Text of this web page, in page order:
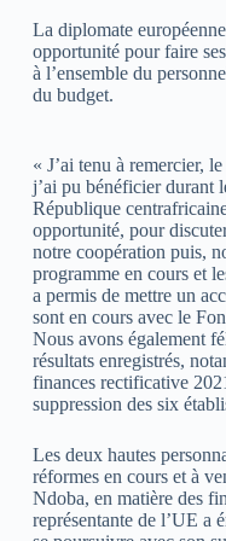
La diplomate
opportunité pour faire
à l’ensemble du
du budget.
« J’ai tenu à remercier,
j’ai pu bénéficier durant
République
opportunité, pour
notre coopération puis,
programme en cours et
a permis de mettre un
sont en cours avec le
Nous avons également
résultats enregistrés,
finances rectificative
suppression des six
Les deux hautes
réformes en cours et à
Ndoba, en matière des
représentante de l’UE a